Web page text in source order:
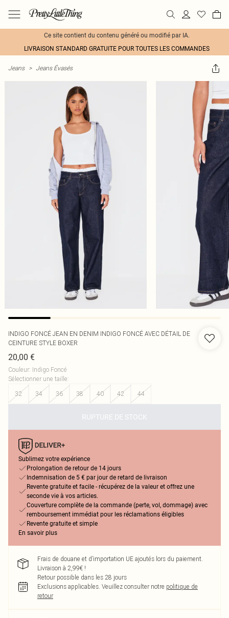
Ce site contient du contenu généré ou modifié par IA.
LIVRAISON STANDARD GRATUITE POUR TOUTES LES COMMANDES
Jeans > Jeans Évasés
INDIGO FONCÉ JEAN EN DENIM INDIGO FONCÉ AVEC DÉTAIL DE
CEINTURE STYLE BOXER
20,00 €
Couleur: Indigo Foncé
Sélectionner une taille:
32
34 36 38 40 42 44
RUPTURE DE STOCK
Sublimez votre expérience
Prolongation de retour de 14 jours
Indemnisation de 5 € par jour de retard de livraison
Revente gratuite et facile - récupérez de la valeur et offrez une
seconde vie à vos articles.
Couverture complète de la commande (perte, vol, dommage) avec
remboursement immédiat pour les réclamations éligibles
Revente gratuite et simple
En savoir plus
Frais de douane et d’importation UE ajoutés lors du paiement.
Livraison à 2,99€ !
Retour possible dans les 28 jours
Exclusions applicables. Veuillez consulter notre politique de
retour